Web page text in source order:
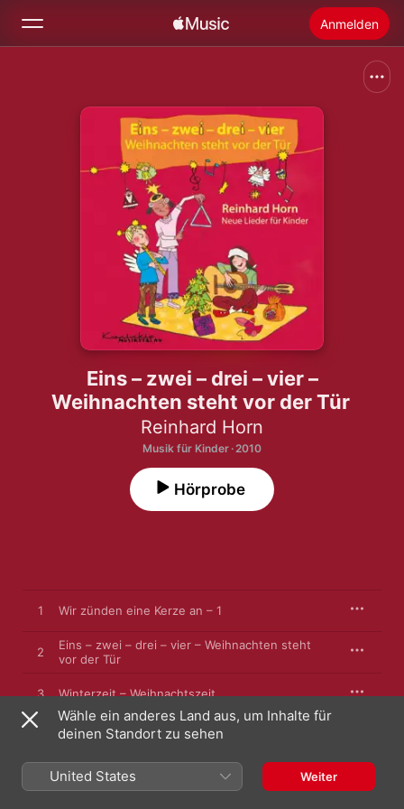
Anmelden
Apple Music installieren
Eins – zwei – drei – vier –
Weihnachten steht vor der Tür
Reinhard Horn
Musik für Kinder · 2010
Hörprobe
1 Wir zünden eine Kerze an – 1
2
Eins – zwei – drei – vier – Weihnachten steht
vor der Tür
3 Winterzeit – Weihnachtszeit
Advent
Es riecht nach Weihnachten
Wähle ein anderes Land aus, um Inhalte für
deinen Standort zu sehen
United States Weiter